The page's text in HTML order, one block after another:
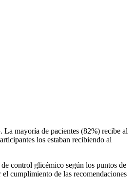
mayoría de pacientes (82%) recibe al
los estaban recibiendo al
control glicémico según los puntos de
cumplimiento de las recomendaciones